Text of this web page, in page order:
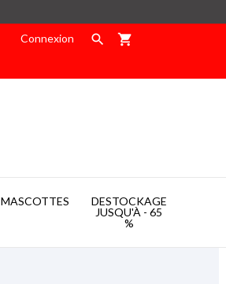
Connexion  shopping_cart
MASCOTTES
DESTOCKAGE
JUSQU'À - 65
%
